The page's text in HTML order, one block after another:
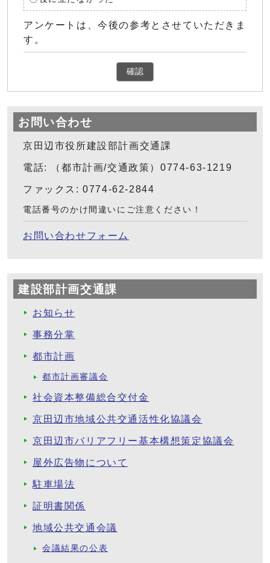
アンケートは、今後の参考とさせていただきま
す。
確認
お問い合わせ
京田辺市役所建設部計画交通課
電話: （都市計画/交通政策）0774-63-1219
ファックス: 0774-62-2844
電話番号のかけ間違いにご注意ください！
お問い合わせフォーム
建設部計画交通課
お知らせ
事務分掌
都市計画
都市計画審議会
社会資本整備総合交付金
京田辺市地域公共交通活性化協議会
京田辺市バリアフリー基本構想策定協議会
屋外広告物について
駐車場法
証明書関係
地域公共交通会議
会議結果の公表